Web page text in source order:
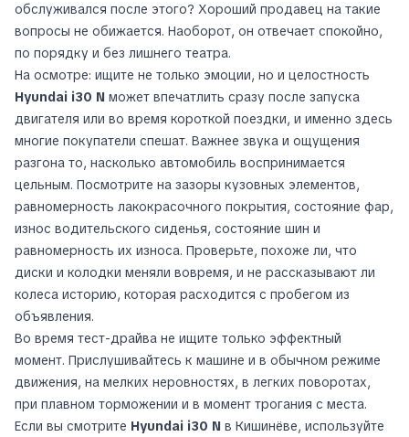
обслуживался после этого? Хороший продавец на такие
вопросы не обижается. Наоборот, он отвечает спокойно,
по порядку и без лишнего театра.
На осмотре: ищите не только эмоции, но и целостность
Hyundai i30 N может впечатлить сразу после запуска
двигателя или во время короткой поездки, и именно здесь
многие покупатели спешат. Важнее звука и ощущения
разгона то, насколько автомобиль воспринимается
цельным. Посмотрите на зазоры кузовных элементов,
равномерность лакокрасочного покрытия, состояние фар,
износ водительского сиденья, состояние шин и
равномерность их износа. Проверьте, похоже ли, что
диски и колодки меняли вовремя, и не рассказывают ли
колеса историю, которая расходится с пробегом из
объявления.
Во время тест-драйва не ищите только эффектный
момент. Прислушивайтесь к машине и в обычном режиме
движения, на мелких неровностях, в легких поворотах,
при плавном торможении и в момент трогания с места.
Если вы смотрите Hyundai i30 N в Кишинёве, используйте